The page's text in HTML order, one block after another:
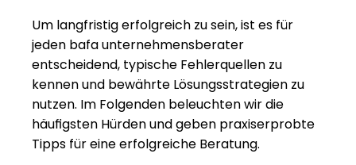
Um langfristig erfolgreich zu sein, ist es für
jeden bafa unternehmensberater
entscheidend, typische Fehlerquellen zu
kennen und bewährte Lösungsstrategien zu
nutzen. Im Folgenden beleuchten wir die
häufigsten Hürden und geben praxiserprobte
Tipps für eine erfolgreiche Beratung.